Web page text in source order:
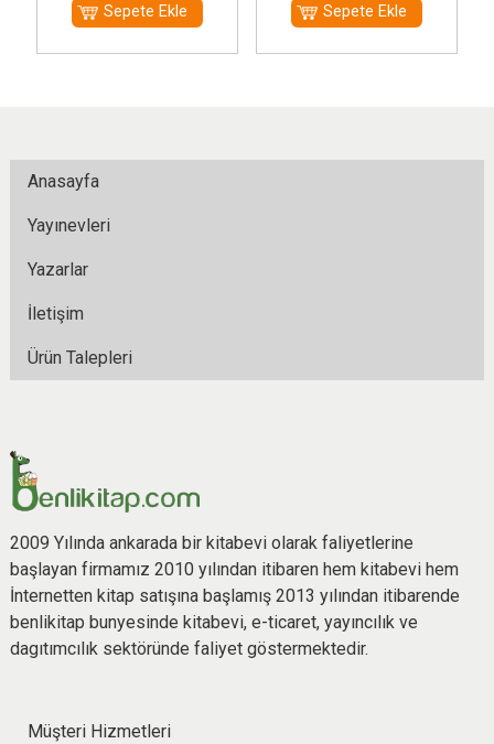
Sepete Ekle Sepete Ekle
Anasayfa
Yayınevleri
Yazarlar
İletişim
Ürün Talepleri
2009 Yılında ankarada bir kitabevi olarak faliyetlerine
başlayan firmamız 2010 yılından itibaren hem kitabevi hem
İnternetten kitap satışına başlamış 2013 yılından itibarende
benlikitap bunyesinde kitabevi, e-ticaret, yayıncılık ve
dagıtımcılık sektöründe faliyet göstermektedir.
Müşteri Hizmetleri